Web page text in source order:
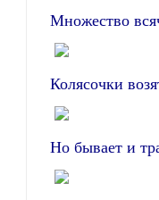
Множество
Колясочки
Но бывает и